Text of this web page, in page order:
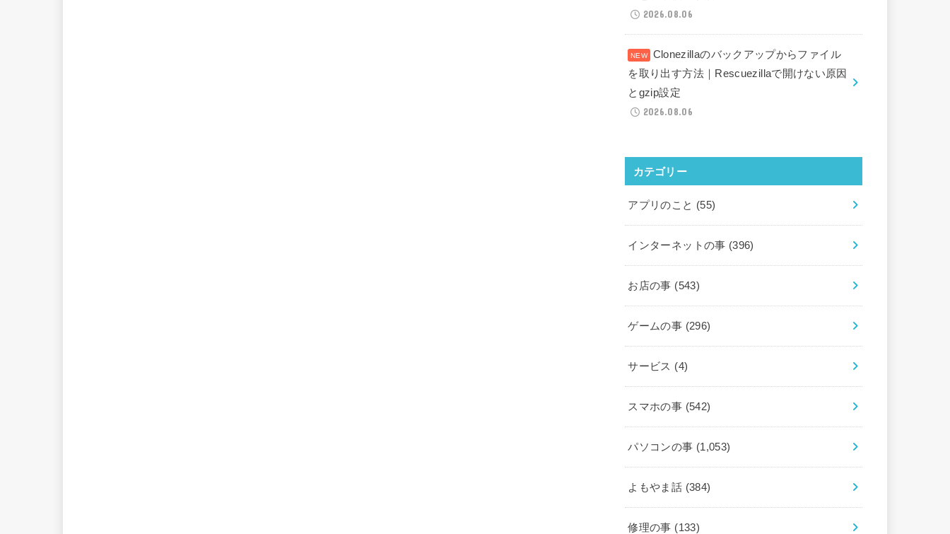
2026.08.06
Clonezillaのバックアップからファイル
を取り出す方法｜Rescuezillaで開けない原因
とgzip設定
2026.08.06
カテゴリー
アプリのこと (55)
インターネットの事 (396)
お店の事 (543)
ゲームの事 (296)
サービス (4)
スマホの事 (542)
パソコンの事 (1,053)
よもやま話 (384)
修理の事 (133)